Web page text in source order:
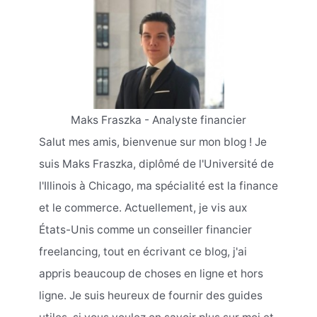
Maks Fraszka - Analyste financier
Salut mes amis, bienvenue sur mon blog ! Je
suis Maks Fraszka, diplômé de l'Université de
l'Illinois à Chicago, ma spécialité est la finance
et le commerce. Actuellement, je vis aux
États-Unis comme un conseiller financier
freelancing, tout en écrivant ce blog, j'ai
appris beaucoup de choses en ligne et hors
ligne. Je suis heureux de fournir des guides